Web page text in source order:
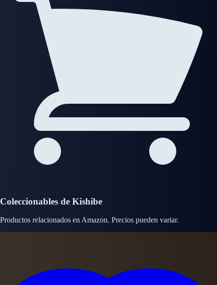
Coleccionables de Kishibe
Productos relacionados en Amazon. Precios pueden variar.